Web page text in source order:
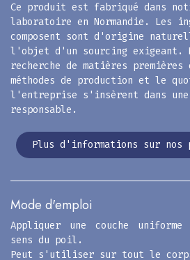
Ce produit est fabriqué dans
laboratoire en Normandie. Les
composent sont d'origine
l'objet d'un sourcing exigeant.
recherche de matières
méthodes de production et le
l'entreprise s'insèrent dans une
responsable.
Plus d'informations sur nos
Mode d'emploi
Appliquer une couche uniforme
sens du poil.
Peut s'utiliser sur tout le corps